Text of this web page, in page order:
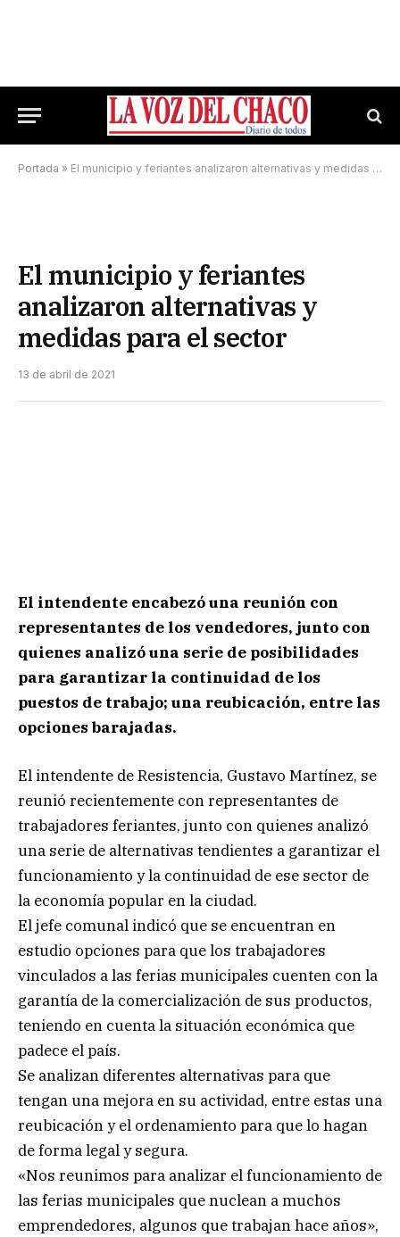
Portada » El municipio y feriantes analizaron alternativas y medidas para el sector
El municipio y feriantes
analizaron alternativas y
medidas para el sector
13 de abril de 2021
El intendente encabezó una reunión con
representantes de los vendedores, junto con
quienes analizó una serie de posibilidades
para garantizar la continuidad de los
puestos de trabajo; una reubicación, entre las
opciones barajadas.
El intendente de Resistencia, Gustavo Martínez, se
reunió recientemente con representantes de
trabajadores feriantes, junto con quienes analizó
una serie de alternativas tendientes a garantizar el
funcionamiento y la continuidad de ese sector de
la economía popular en la ciudad.
El jefe comunal indicó que se encuentran en
estudio opciones para que los trabajadores
vinculados a las ferias municipales cuenten con la
garantía de la comercialización de sus productos,
teniendo en cuenta la situación económica que
padece el país.
Se analizan diferentes alternativas para que
tengan una mejora en su actividad, entre estas una
reubicación y el ordenamiento para que lo hagan
de forma legal y segura.
«Nos reunimos para analizar el funcionamiento de
las ferias municipales que nuclean a muchos
emprendedores, algunos que trabajan hace años»,